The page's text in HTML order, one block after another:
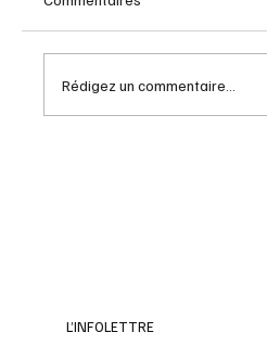
Rédigez un commentaire...
L’INFOLETTRE